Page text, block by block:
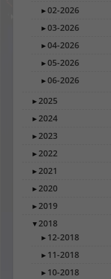
►02-2026
►03-2026
►04-2026
►05-2026
►06-2026
►2025
►2024
►2023
►2022
►2021
►2020
►2019
▼2018
► 12-2018
► 11-2018
► 10-2018